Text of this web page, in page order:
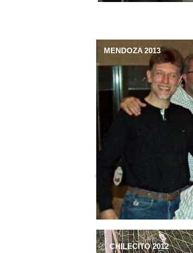
CHILECITO 2012
MENDOZA 2013
CHILECITO 2012